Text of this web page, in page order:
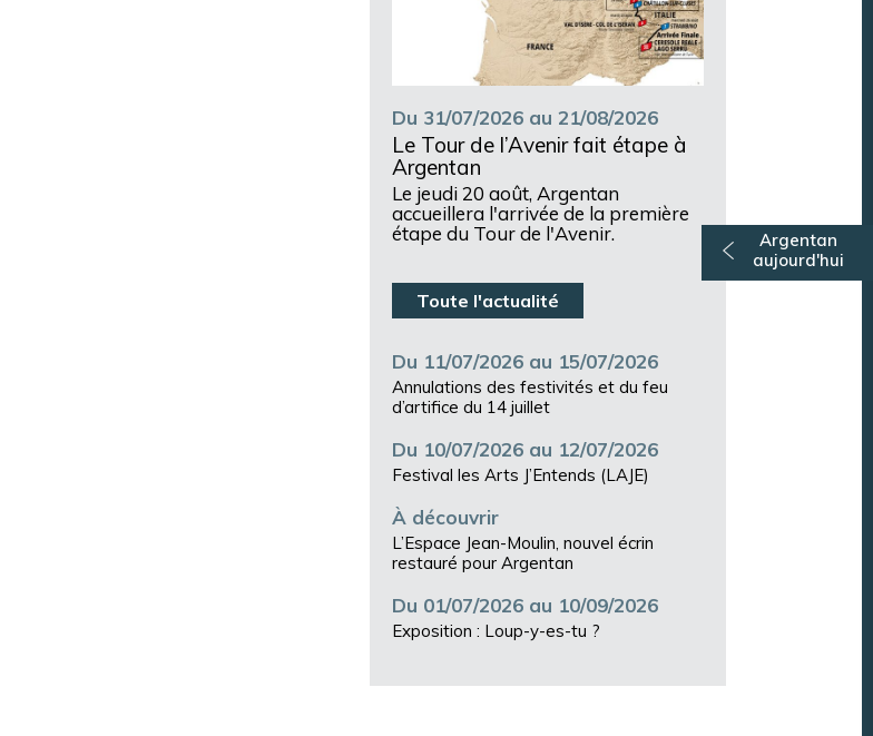
Argentan
aujourd'hui
Du 31/07/2026 au 21/08/2026
Le Tour de l’Avenir fait étape à
Argentan
Le jeudi 20 août, Argentan
accueillera l'arrivée de la première
étape du Tour de l'Avenir.
Toute l'actualité
Du 11/07/2026 au 15/07/2026
Annulations des festivités et du feu
d’artifice du 14 juillet
Du 10/07/2026 au 12/07/2026
Festival les Arts J’Entends (LAJE)
À découvrir
L’Espace Jean-Moulin, nouvel écrin
restauré pour Argentan
Du 01/07/2026 au 10/09/2026
Exposition : Loup-y-es-tu ?